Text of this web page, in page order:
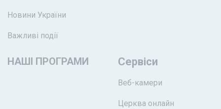
Новини України
Важливі події
НАШІ ПРОГРАМИ Сервіси
Веб-камери
Церква онлайн